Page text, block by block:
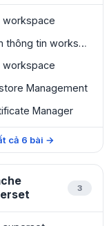
workspace
Xem thông tin workspace
workspace
Management
Manager
cả 6 bài →
3